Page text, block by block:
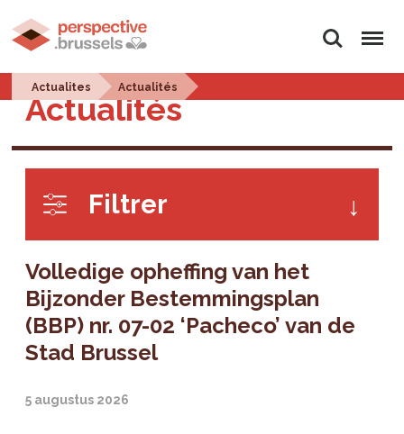
Zoeken Menu
Actualites Actualités
Actualités
Filtrer
Volledige opheffing van het
Bijzonder Bestemmingsplan
(BBP) nr. 07-02 ‘Pacheco’ van de
Stad Brussel
5 augustus 2026